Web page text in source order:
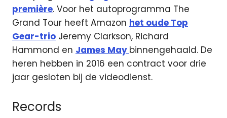
première. Voor het autoprogramma The
Grand Tour heeft Amazon het oude Top
Gear-trio Jeremy Clarkson, Richard
Hammond en James May binnengehaald. De
heren hebben in 2016 een contract voor drie
jaar gesloten bij de videodienst.
Records